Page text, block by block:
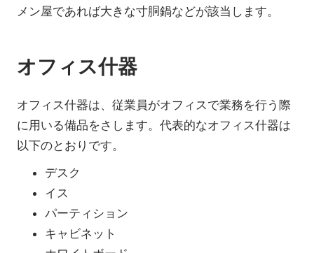
メン屋であれば大きな寸胴鍋などが該当します。
オフィス什器
オフィス什器は、従業員がオフィスで業務を行う際
に用いる備品をさします。代表的なオフィス什器は
以下のとおりです。
デスク
イス
パーティション
キャビネット